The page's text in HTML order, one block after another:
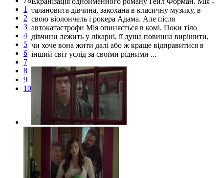
1
2
3
4
5
6
7
8
9
10
талановита дівчина, закохана в класичну музику, в
свою віолончель і рокера Адама. Але після
автокатастрофи Мія опиняється в комі. Поки тіло
дівчини лежить у лікарні, її душа повинна вирішити,
чи хоче вона жити далі або ж краще відправитися в
інший світ услід за своїми рідними ...